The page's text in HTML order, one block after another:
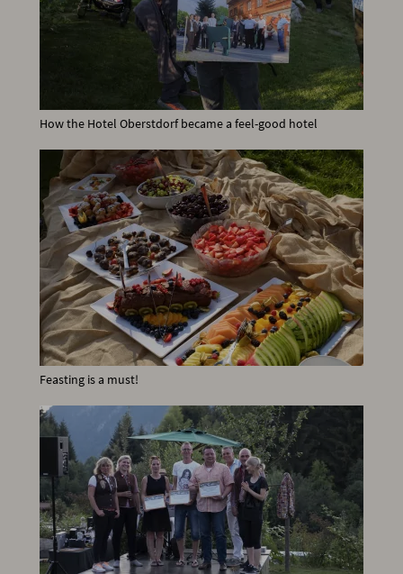
How the Hotel Oberstdorf became a feel-good hotel
Feasting is a must!